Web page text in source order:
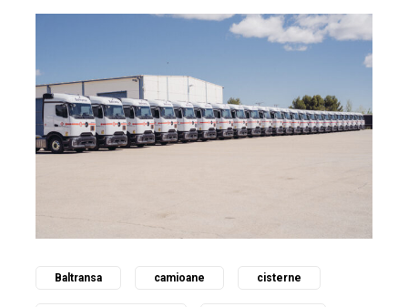
Baltransa camioane cisterne